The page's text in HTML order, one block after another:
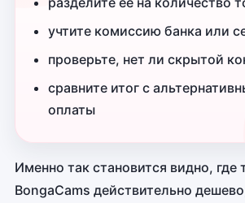
учтите комиссию банка или
проверьте, нет ли скрытой
сравните итог с
оплаты
Именно так становится видно, где
BongaCams действительно